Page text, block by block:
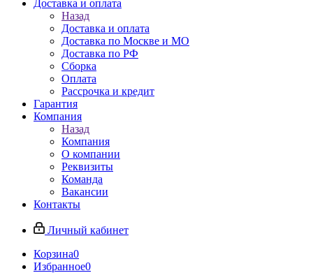
Доставка и оплата
Назад
Доставка и оплата
Доставка по Москве и МО
Доставка по РФ
Сборка
Оплата
Рассрочка и кредит
Гарантия
Компания
Назад
Компания
О компании
Реквизиты
Команда
Вакансии
Контакты
Личный кабинет
Корзина0
Избранное0